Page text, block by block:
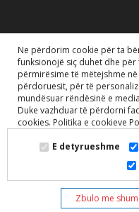
Dabel doo. 2020.
Ne përdorim cookie për ta
funksionojë siç duhet dhe
përmirësime të mëtejshme
përdoruesit, për të
mundësuar rëndësinë e
Duke vazhduar të përdorni
cookies. Politika e cookieve
E detyrueshme
Zbulo me